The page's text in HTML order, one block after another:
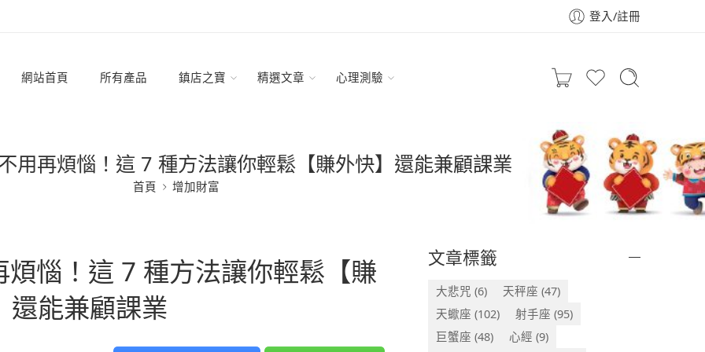
登入/註冊
網站首頁 所有產品 鎮店之寶 精選文章 心理測驗
用再煩惱！這 7 種方法讓你輕鬆【賺外快】還能兼顧課業
首頁 增加財富
惱！這 7 種方法讓你輕鬆【賺
還能兼顧課業
文章標籤
大悲咒 (6) 天秤座 (47)
天蠍座 (102) 射手座 (95)
巨蟹座 (48) 心經 (9)